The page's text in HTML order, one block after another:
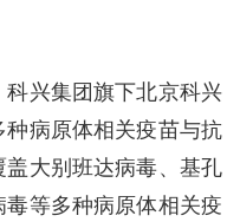
兴集团旗下北京科兴
病原体相关疫苗与抗
大别班达病毒、基孔
等多种病原体相关疫